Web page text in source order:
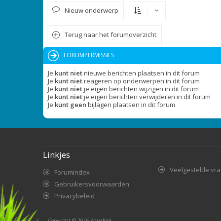
Nieuw onderwerp
Terug naar het forumoverzicht
FORUMPERMISSIES
Je kunt nietnieuwe berichten plaatsen in dit forum
Je kunt nietreageren op onderwerpen in dit forum
Je kunt nietje eigen berichten wijzigen in dit forum
Je kunt nietje eigen berichten verwijderen in dit forum
Je kunt geen bijlagen plaatsen in dit forum
Linkjes
Forumindex
Gebruikersvoorwaarden
Privacybeleid
Veelgestelde